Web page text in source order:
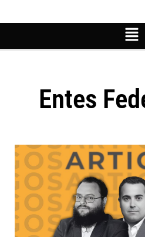
Entes